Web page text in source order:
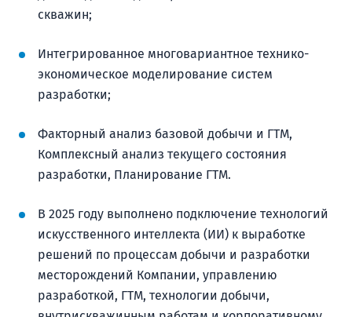
скважин;
Интегрированное многовариантное технико-
экономическое моделирование систем
разработки;
Факторный анализ базовой добычи и ГТМ,
Комплексный анализ текущего состояния
разработки, Планирование ГТМ.
В 2025 году выполнено подключение технологий
искусственного интеллекта (ИИ) к выработке
решений по процессам добычи и разработки
месторождений Компании, управлению
разработкой, ГТМ, технологии добычи,